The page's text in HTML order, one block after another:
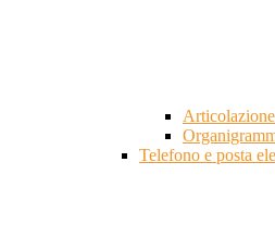
Telefono e posta